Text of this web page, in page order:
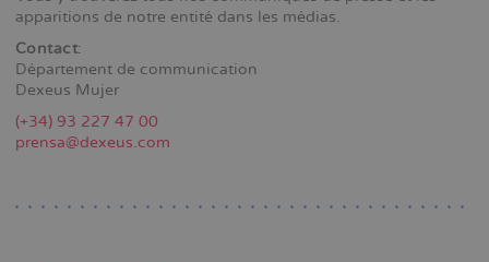
apparitions de notre entité dans les médias.
Contact:
Département de communication
Dexeus Mujer
(+34) 93 227 47 00
prensa@dexeus.com